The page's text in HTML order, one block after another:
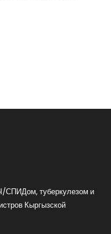
СПИДом, туберкулезом и
Кыргызской